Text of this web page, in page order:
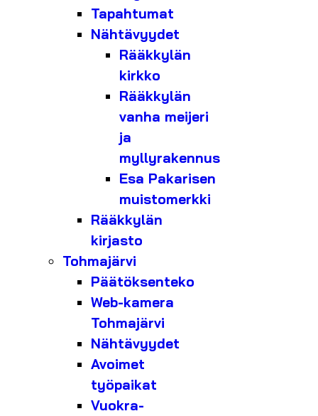
Tapahtumat
Nähtävyydet
Rääkkylän
kirkko
Rääkkylän
vanha meijeri
ja
myllyrakennus
Esa Pakarisen
muistomerkki
Rääkkylän
kirjasto
Tohmajärvi
Päätöksenteko
Web-kamera
Tohmajärvi
Nähtävyydet
Avoimet
työpaikat
Vuokra-